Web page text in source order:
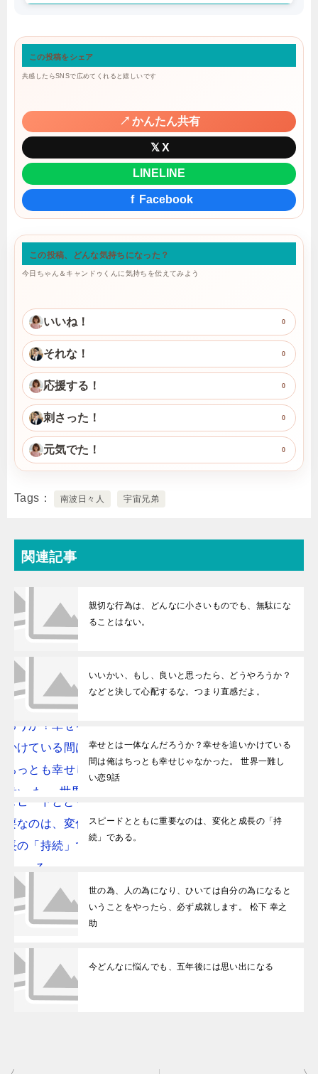
この投稿をシェア
共感したらSNSで広めてくれると嬉しいです
↗ かんたん共有
𝕏 X
LINE LINE
f Facebook
この投稿、どんな気持ちになった？
今日ちゃん＆キャンドゥくんに気持ちを伝えてみよう
いいね！ 0
それな！ 0
応援する！ 0
刺さった！ 0
元気でた！ 0
Tags 南波日々人 宇宙兄弟
関連記事
親切な行為は、どんなに小さいものでも、無駄にな
ることはない。
いいかい、もし、良いと思ったら、どうやろうか？
などと決して心配するな。つまり直感だよ。
幸せとは一体なんだろうか？幸せを追いかけている
間は俺はちっとも幸せじゃなかった。 世界一難し
い恋9話
スピードとともに重要なのは、変化と成長の「持
続」である。
世の為、人の為になり、ひいては自分の為になると
いうことをやったら、必ず成就します。 松下 幸之
助
今どんなに悩んでも、五年後には思い出になる